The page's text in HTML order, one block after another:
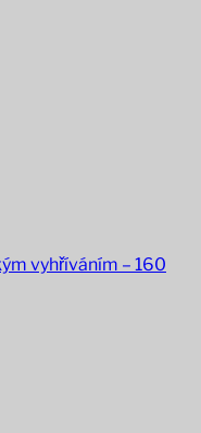
vyhříváním – 160